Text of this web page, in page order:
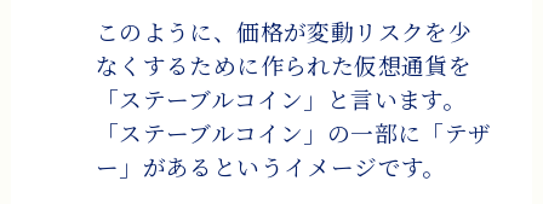
このように、価格が変動リスクを少
なくするために作られた仮想通貨を
「ステーブルコイン」と言います。
「ステーブルコイン」の一部に「テザ
ー」があるというイメージです。